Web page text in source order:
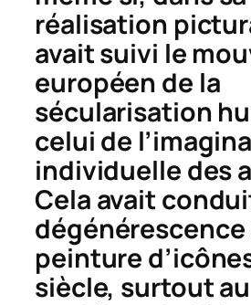
réalisation
avait suivi le
européen de la
sécularisation
celui de
individuelle des
Cela avait
dégénérescence
peinture
siècle, surtout